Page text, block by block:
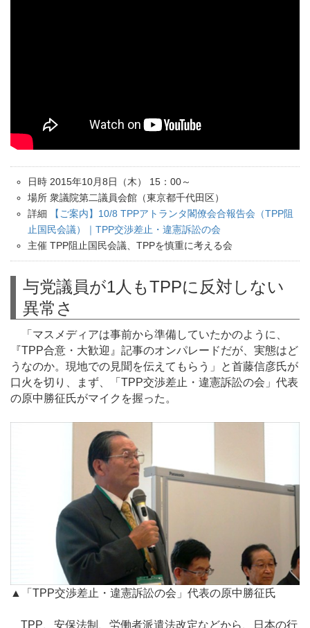
日時 2015年10月8日（木） 15：00～
場所 衆議院第二議員会館（東京都千代田区）
詳細
【ご案内】10/8 TPPアトランタ閣僚会合報告会（TPP阻
止国民会議）｜TPP交渉差止・違憲訴訟の会
主催 TPP阻止国民会議、TPPを慎重に考える会
与党議員が1人もTPPに反対しない
異常さ
「マスメディアは事前から準備していたかのように、
『TPP合意・大歓迎』記事のオンパレードだが、実態はど
うなのか。現地での見聞を伝えてもらう」と首藤信彦氏が
口火を切り、まず、「TPP交渉差止・違憲訴訟の会」代表
の原中勝征氏がマイクを握った。
▲「TPP交渉差止・違憲訴訟の会」代表の原中勝征氏
TPP、安保法制、労働者派遣法改定などから、日本の行